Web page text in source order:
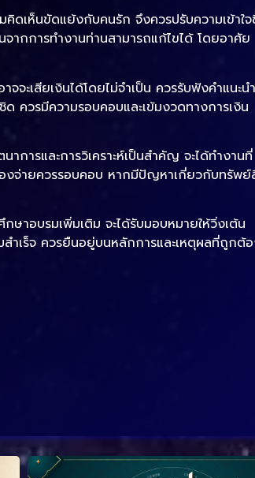
คิดเห็นขัดแย้งกับคนรัก จึงควรปรับความเข้าใ
ากการทำงานท่านสามารถแก้ไขได้ โดยอาศัย
จะเสียเงินได้โดยไม่จำเป็น ควรรับฟังคำแนะนำ
ควรมีความรอบคอบและเข้มงวดทางการเงิน
การและการวิเคราะห์เป็นสำคัญ จะได้ทำงานที่
องจ่ายควรรอบคอบ หากมีปัญหาเกี่ยวกับทรัพย์
ษาอบรมเพิ่มเติม จะได้รับมอบหมายให้วิ่งเต้น
สำเร็จ ควรยืนอยู่บนหลักการและเหตุผลที่ถูกต้